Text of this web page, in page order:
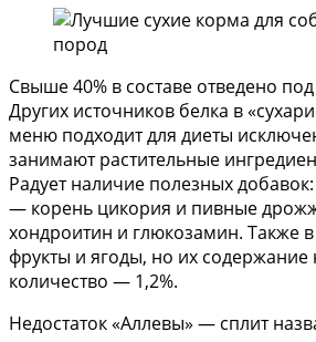
Свыше 40% в составе отведено
Других источников белка в
меню подходит для диеты
занимают растительные
Радует наличие полезных
— корень цикория и пивные
хондроитин и глюкозамин. Также
фрукты и ягоды, но их
количество — 1,2%.
Недостаток «Аллевы» — сплит